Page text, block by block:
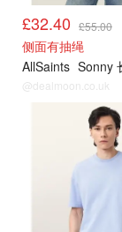
£32.40 £55.00
侧面有抽绳
AllSaints Sonny
@dealmoon.co.uk